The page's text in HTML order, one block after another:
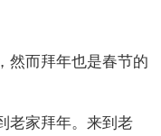
然而拜年也是春节的
老家拜年。来到老